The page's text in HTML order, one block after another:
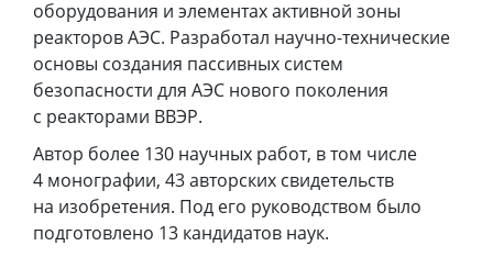
оборудования и элементах активной зоны
реакторов АЭС. Разработал научно-технические
основы создания пассивных систем
безопасности для АЭС нового поколения
с реакторами ВВЭР.
Автор более 130 научных работ, в том числе
4 монографии, 43 авторских свидетельств
на изобретения. Под его руководством было
подготовлено 13 кандидатов наук.